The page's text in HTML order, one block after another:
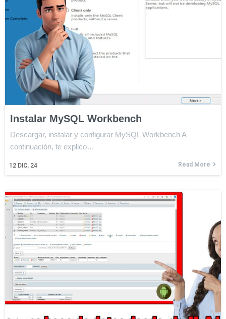
Instalar MySQL Workbench
12 DIC, 24
Descargar, instalar y configurar MySQL Workbench A
continuación, te explico…
Read More